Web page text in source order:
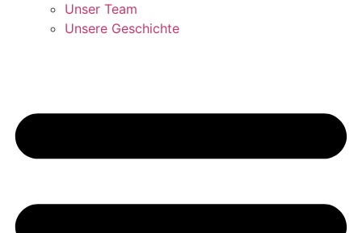
Unser Team
Unsere Geschichte